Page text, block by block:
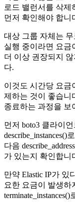
로드 밸런서를 삭제
먼저 확인해야 합니
대상 그룹 자체는
실행 중이라면 요금
더 이상 권장되지
다.
이것도 시간당 요금
제하는 것이 좋습니
종료하는 과정을 보
먼저 boto3 클라이
다음
가 있는지 확인합니
만약 Elastic IP가 있
요한 요금이 발생하